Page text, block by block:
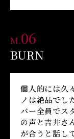
M.06
BURN
個人的には久
ノは絶品でし
バー全員でス
の声と吉井さ
が合うと話し